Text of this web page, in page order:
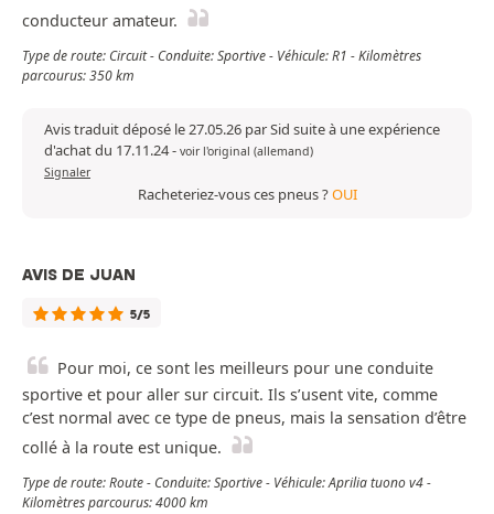
conducteur amateur.
Type de route: Circuit - Conduite: Sportive - Véhicule: R1 - Kilomètres
parcourus: 350 km
Avis traduit déposé le 27.05.26 par Sid suite à une expérience
d'achat du 17.11.24- voir l'original (allemand)
Signaler
Racheteriez-vous ces pneus ?OUI
AVIS DE JUAN
5/5
Pour moi, ce sont les meilleurs pour une conduite
sportive et pour aller sur circuit. Ils s’usent vite, comme
c’est normal avec ce type de pneus, mais la sensation d’être
collé à la route est unique.
Type de route: Route - Conduite: Sportive - Véhicule: Aprilia tuono v4 -
Kilomètres parcourus: 4000 km